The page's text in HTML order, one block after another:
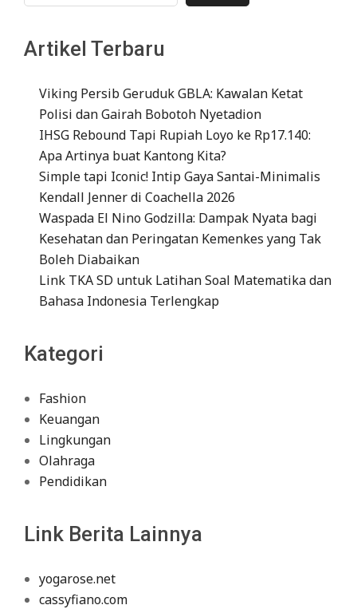
Artikel Terbaru
Viking Persib Geruduk GBLA: Kawalan Ketat
Polisi dan Gairah Bobotoh Nyetadion
IHSG Rebound Tapi Rupiah Loyo ke Rp17.140:
Apa Artinya buat Kantong Kita?
Simple tapi Iconic! Intip Gaya Santai-Minimalis
Kendall Jenner di Coachella 2026
Waspada El Nino Godzilla: Dampak Nyata bagi
Kesehatan dan Peringatan Kemenkes yang Tak
Boleh Diabaikan
Link TKA SD untuk Latihan Soal Matematika dan
Bahasa Indonesia Terlengkap
Kategori
Fashion
Keuangan
Lingkungan
Olahraga
Pendidikan
Link Berita Lainnya
yogarose.net
cassyfiano.com